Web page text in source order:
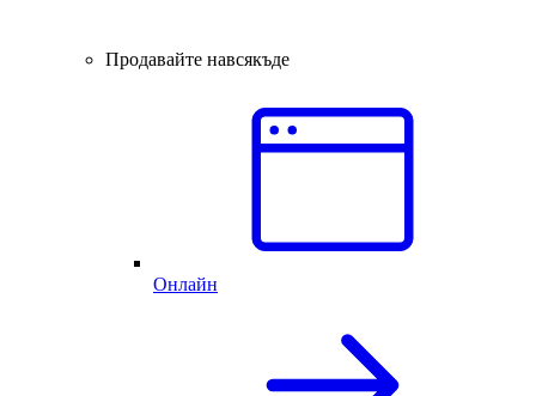
Продавайте навсякъде
Онлайн